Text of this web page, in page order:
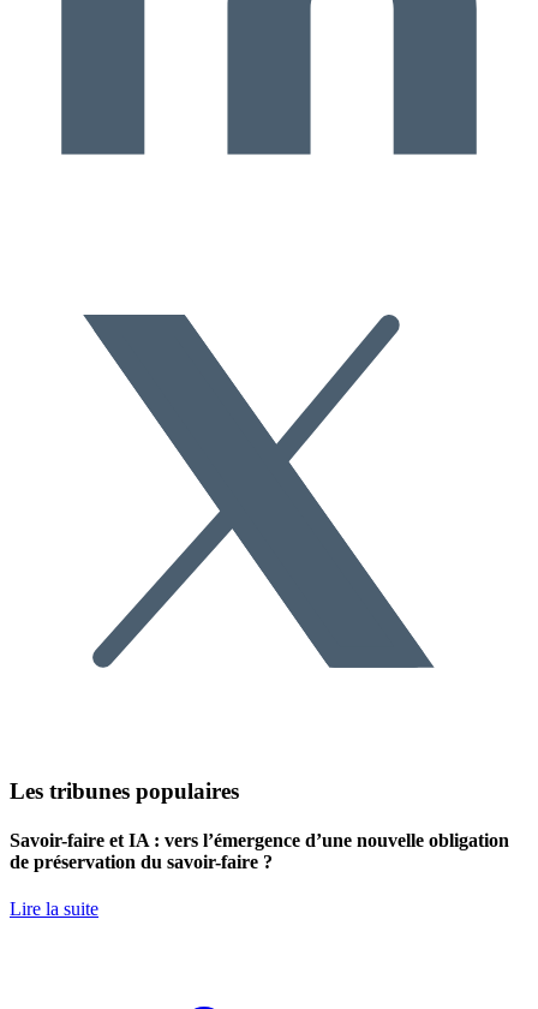
Les tribunes populaires
Savoir-faire et IA : vers l’émergence d’une nouvelle obligation
de préservation du savoir-faire ?
Lire la suite